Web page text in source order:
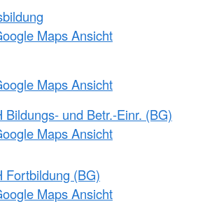
Maps Ansicht
Maps Ansicht
Bildungs- und Betr.-Einr. (BG)
Maps Ansicht
Fortbildung (BG)
Maps Ansicht